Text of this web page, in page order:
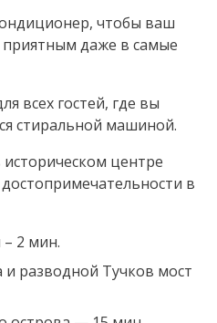
чтобы ваш
даже в самые
всех гостей, где вы
стиральной машиной.
центре
в
2 мин.
разводной Тучков мост